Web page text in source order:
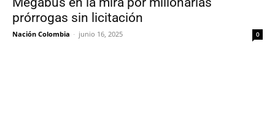
prórrogas sin licitación
Nación Colombia - junio 16, 2025 0